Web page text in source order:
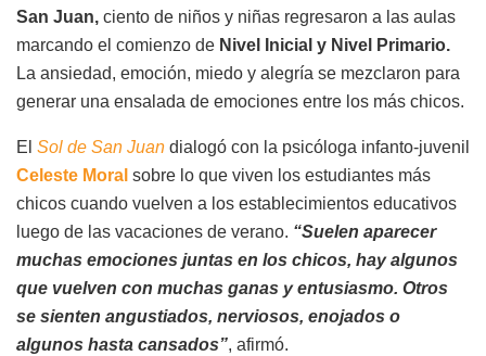
San Juan, ciento de niños y niñas regresaron a las aulas
marcando el comienzo de Nivel Inicial y Nivel Primario.
La ansiedad, emoción, miedo y alegría se mezclaron para
generar una ensalada de emociones entre los más chicos.
El Sol de San Juan dialogó con la psicóloga infanto-juvenil
Celeste Moral sobre lo que viven los estudiantes más
chicos cuando vuelven a los establecimientos educativos
luego de las vacaciones de verano. “Suelen aparecer
muchas emociones juntas en los chicos, hay algunos
que vuelven con muchas ganas y entusiasmo. Otros
se sienten angustiados, nerviosos, enojados o
algunos hasta cansados”, afirmó.